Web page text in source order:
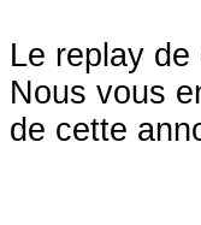
Le replay
Nous vous
de cette